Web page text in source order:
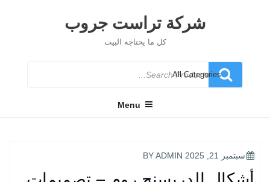
شركة تراست جروب
كل ما يحتاجه البيت
Search
for
Menu
POSTED
سبتمبر 21, 2025 ADMIN